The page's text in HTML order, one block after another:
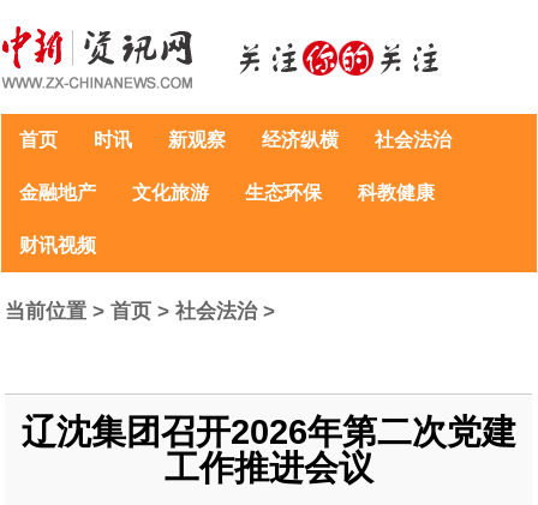
首页 时讯 新观察 经济纵横 社会法治
金融地产 文化旅游 生态环保 科教健康
财讯视频
当前位置 >首页 >社会法治>
辽沈集团召开2026年第二次党建
工作推进会议